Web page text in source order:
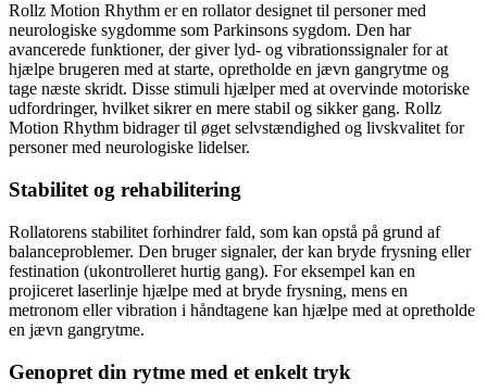
Rollz Motion Rhythm er en rollator designet til personer med
neurologiske sygdomme som Parkinsons sygdom. Den har
avancerede funktioner, der giver lyd- og vibrationssignaler for at
hjælpe brugeren med at starte, opretholde en jævn gangrytme og
tage næste skridt. Disse stimuli hjælper med at overvinde motoriske
udfordringer, hvilket sikrer en mere stabil og sikker gang. Rollz
Motion Rhythm bidrager til øget selvstændighed og livskvalitet for
personer med neurologiske lidelser.
Stabilitet og rehabilitering
Rollatorens stabilitet forhindrer fald, som kan opstå på grund af
balanceproblemer. Den bruger signaler, der kan bryde frysning eller
festination (ukontrolleret hurtig gang). For eksempel kan en
projiceret laserlinje hjælpe med at bryde frysning, mens en
metronom eller vibration i håndtagene kan hjælpe med at opretholde
en jævn gangrytme.
Genopret din rytme med et enkelt tryk